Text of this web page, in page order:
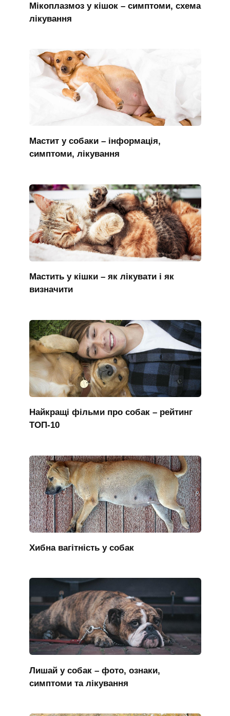
Мікоплазмоз у кішок – симптоми, схема
лікування
Мастит у собаки – інформація,
симптоми, лікування
Мастить у кішки – як лікувати і як
визначити
Найкращі фільми про собак – рейтинг
ТОП-10
Хибна вагітність у собак
Лишай у собак – фото, ознаки,
симптоми та лікування